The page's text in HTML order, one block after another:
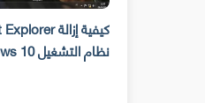
نظام التشغيل Windows 10